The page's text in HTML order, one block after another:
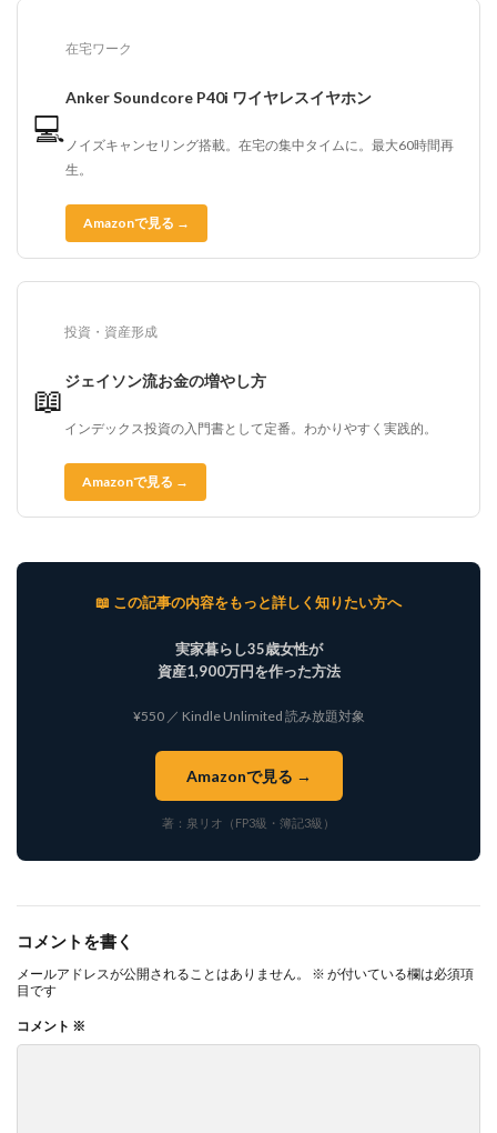
💻
在宅ワーク
Anker Soundcore P40i ワイヤレスイヤホン
ノイズキャンセリング搭載。在宅の集中タイムに。最大60時間再
生。
Amazonで見る →
📖
投資・資産形成
ジェイソン流お金の増やし方
インデックス投資の入門書として定番。わかりやすく実践的。
Amazonで見る →
📖 この記事の内容をもっと詳しく知りたい方へ
実家暮らし35歳女性が
資産1,900万円を作った方法
¥550 ／ Kindle Unlimited 読み放題対象
Amazonで見る →
著：泉リオ（FP3級・簿記3級）
コメントを書く
メールアドレスが公開されることはありません。 ※ が付いている欄は必須項
目です
コメント ※